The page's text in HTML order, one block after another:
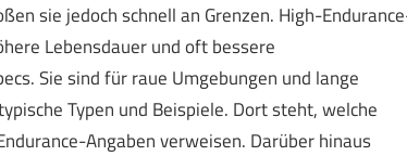
sie jedoch schnell an Grenzen. High-
Lebensdauer und oft bessere
Sie sind für raue Umgebungen und lange
Typen und Beispiele. Dort steht, welche
Angaben verweisen. Darüber hinaus